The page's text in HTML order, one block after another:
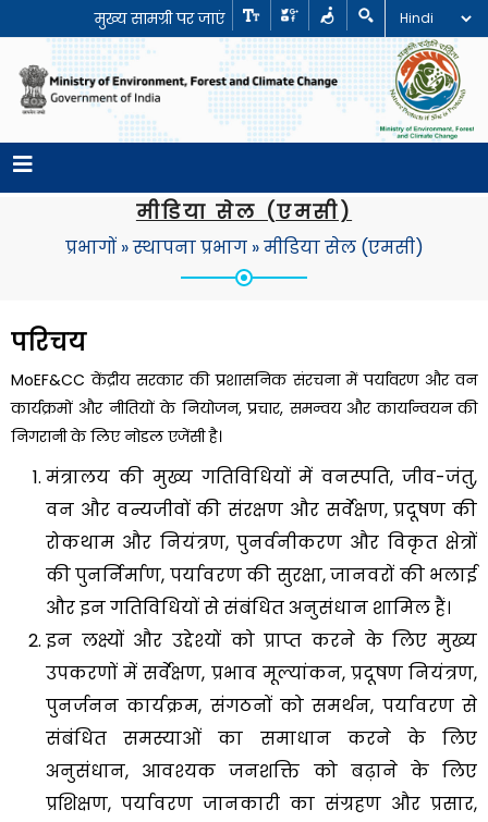
मुख्य सामग्री पर जाएं
मीडिया सेल (एमसी)
प्रभागों»स्थापना प्रभाग»मीडिया सेल (एमसी)
परिचय
MoEF&CC केंद्रीय सरकार की प्रशासनिक संरचना में पर्यावरण और वन
कार्यक्रमों और नीतियों के नियोजन, प्रचार, समन्वय और कार्यान्वयन की
निगरानी के लिए नोडल एजेंसी है।
मंत्रालय की मुख्य गतिविधियों में वनस्पति, जीव-जंतु,
वन और वन्यजीवों की संरक्षण और सर्वेक्षण, प्रदूषण की
रोकथाम और नियंत्रण, पुनर्वनीकरण और विकृत क्षेत्रों
की पुनर्निर्माण, पर्यावरण की सुरक्षा, जानवरों की भलाई
और इन गतिविधियों से संबंधित अनुसंधान शामिल हैं।
इन लक्ष्यों और उद्देश्यों को प्राप्त करने के लिए मुख्य
उपकरणों में सर्वेक्षण, प्रभाव मूल्यांकन, प्रदूषण नियंत्रण,
पुनर्जनन कार्यक्रम, संगठनों को समर्थन, पर्यावरण से
संबंधित समस्याओं का समाधान करने के लिए
अनुसंधान, आवश्यक जनशक्ति को बढ़ाने के लिए
प्रशिक्षण, पर्यावरण जानकारी का संग्रहण और प्रसार,